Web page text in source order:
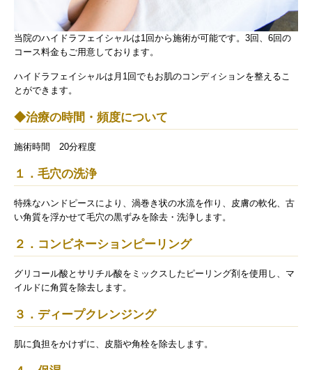
当院のハイドラフェイシャルは1回から施術が可能です。3回、6回の
コース料金もご用意しております。
ハイドラフェイシャルは月1回でもお肌のコンディションを整えるこ
とができます。
◆治療の時間・頻度について
施術時間 20分程度
１．毛穴の洗浄
特殊なハンドピースにより、渦巻き状の水流を作り、皮膚の軟化、古
い角質を浮かせて毛穴の黒ずみを除去・洗浄します。
２．コンビネーションピーリング
グリコール酸とサリチル酸をミックスしたピーリング剤を使用し、マ
イルドに角質を除去します。
３．ディープクレンジング
肌に負担をかけずに、皮脂や角栓を除去します。